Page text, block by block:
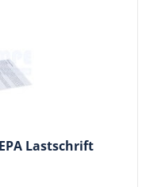
Lastschrift